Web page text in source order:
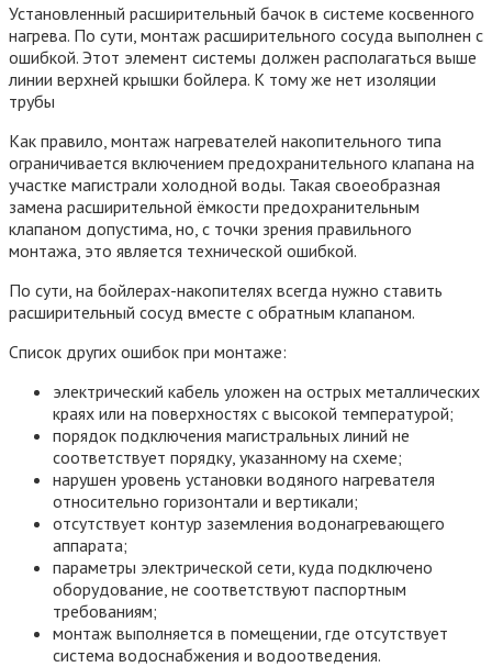
Установленный расширительный бачок в системе косвенного
нагрева. По сути, монтаж расширительного сосуда выполнен с
ошибкой. Этот элемент системы должен располагаться выше
линии верхней крышки бойлера. К тому же нет изоляции
трубы
Как правило, монтаж нагревателей накопительного типа
ограничивается включением предохранительного клапана на
участке магистрали холодной воды. Такая своеобразная
замена расширительной ёмкости предохранительным
клапаном допустима, но, с точки зрения правильного
монтажа, это является технической ошибкой.
По сути, на бойлерах-накопителях всегда нужно ставить
расширительный сосуд вместе с обратным клапаном.
Список других ошибок при монтаже:
электрический кабель уложен на острых металлических
краях или на поверхностях с высокой температурой;
порядок подключения магистральных линий не
соответствует порядку, указанному на схеме;
нарушен уровень установки водяного нагревателя
относительно горизонтали и вертикали;
отсутствует контур заземления водонагревающего
аппарата;
параметры электрической сети, куда подключено
оборудование, не соответствуют паспортным
требованиям;
монтаж выполняется в помещении, где отсутствует
система водоснабжения и водоотведения.